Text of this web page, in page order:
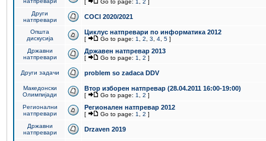
[ Go to page: 1 2 ]
Други
натпревари
COCI 2020/2021
Општа
дискусија
Циклус натпревари по информатика 2012
[ Go to page: 1 2 3 4 5 ]
Државни
натпревари
Државен натпревар 2013
[ Go to page: 1 2 ]
Други задачи problem so zadaca DDV
Македонски
Олимпијади
Втор изборен натпревар (28.04.2011 16:00-19:00)
[ Go to page: 1 2 ]
Регионални
натпревари
Регионален натпревар 2012
[ Go to page: 1 2 ]
Државни
натпревари
Drzaven 2019